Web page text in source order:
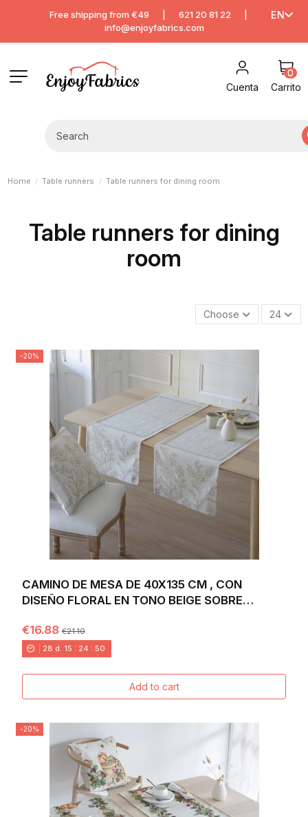
Free shipping from €49 621 20 81 22
info@enjoyfabrics.com
EN
Cuenta
0
Carrito
Home Table runners Table runners for dining room
Table runners for dining
room
Choose 24
-20%
CAMINO DE MESA DE 40X135 CM , CON
DISEÑO FLORAL EN TONO BEIGE SOBRE
€16.88€21.10
28 d. 15 : 24 : 48
Add to cart
-20%